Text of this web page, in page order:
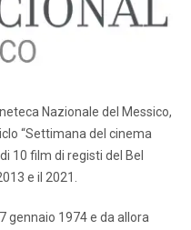
Nazionale del Messico,
“Settimana del cinema
10 film di registi del Bel
e il 2021.
gennaio 1974 e da allora